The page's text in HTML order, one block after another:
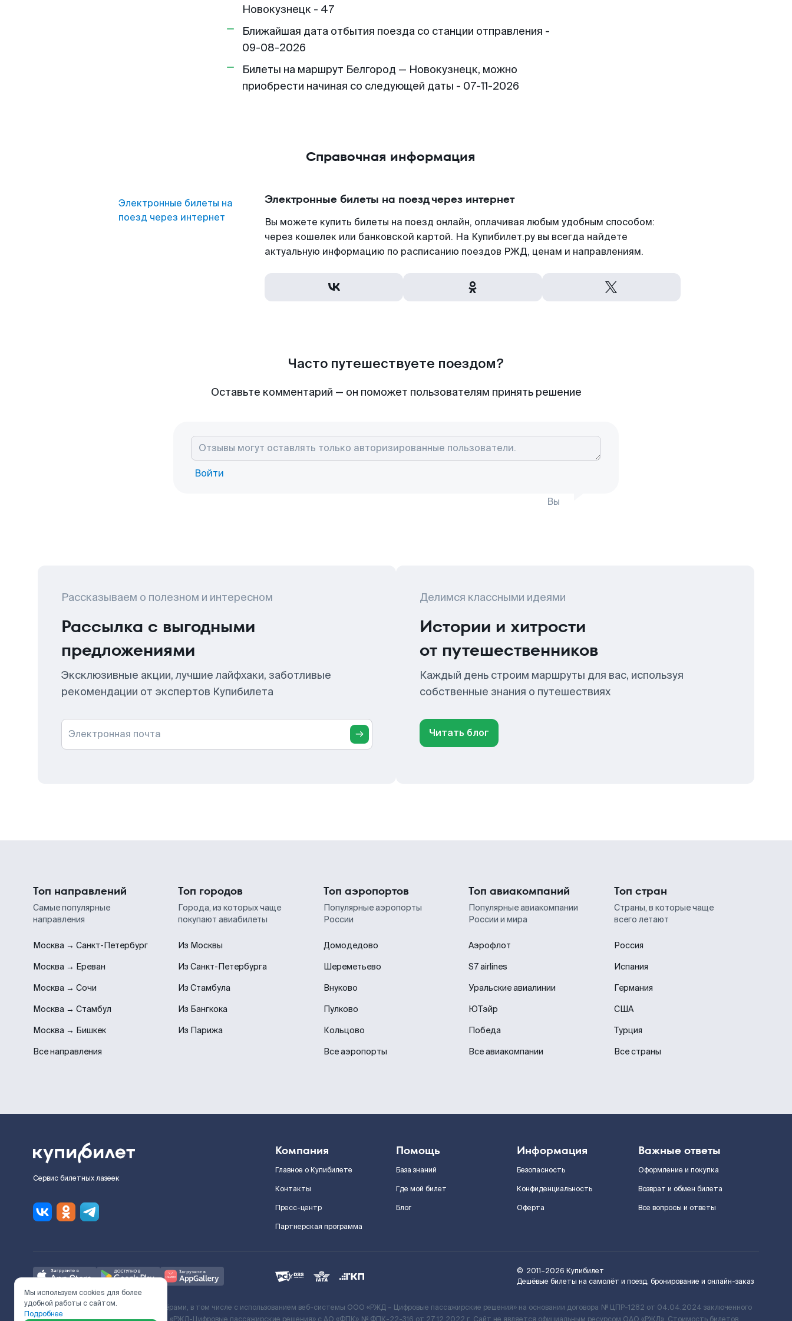
Новокузнецк - 47
Ближайшая дата отбытия поезда со станции отправления -
09-08-2026
Билеты на маршрут Белгород — Новокузнецк, можно
приобрести начиная со следующей даты - 07-11-2026
Справочная информация
Электронные билеты на
поезд через интернет
Электронные билеты на поезд через интернет
Вы можете купить билеты на поезд онлайн, оплачивая любым удобным способом:
через кошелек или банковской картой. На Купибилет.ру вы всегда найдете
актуальную информацию по расписанию поездов РЖД, ценам и направлениям.
Часто путешествуете поездом?
Оставьте комментарий — он поможет пользователям принять решение
Войти
Вы
Рассказываем о полезном и интересном
Рассылка с выгодными
предложениями
Эксклюзивные акции, лучшие лайфхаки, заботливые
рекомендации от экспертов Купибилета
Электронная почта
Делимся классными идеями
Истории и хитрости
от путешественников
Каждый день строим маршруты для вас, используя
собственные знания о путешествиях
Читать блог
Топ направлений
Самые популярные
направления
Москва → Санкт-Петербург
Москва → Ереван
Москва → Сочи
Москва → Стамбул
Москва → Бишкек
Все направления
Топ городов
Города, из которых чаще
покупают авиабилеты
Из Москвы
Из Санкт-Петербурга
Из Стамбула
Из Бангкока
Из Парижа
Топ аэропортов
Популярные аэропорты
России
Домодедово
Шереметьево
Внуково
Пулково
Кольцово
Все аэропорты
Топ авиакомпаний
Популярные авиакомпании
России и мира
Аэрофлот
S7 airlines
Уральские авиалинии
ЮТэйр
Победа
Все авиакомпании
Топ стран
Страны, в которые чаще
всего летают
Россия
Испания
Германия
США
Турция
Все страны
Сервис билетных лазеек
Компания
Главное о Купибилете
Контакты
Пресс-центр
Партнерская программа
Помощь
База знаний
Где мой билет
Блог
Информация
Безопасность
Конфиденциальность
Оферта
Важные ответы
Оформление и покупка
Возврат и обмен билета
Все вопросы и ответы
© 2011–2026 Купибилет
Дешёвые билеты на самолёт и поезд, бронирование и онлайн-заказ
Ж/Д билеты предоставляются партнёрами, в том числе с использованием веб-системы ООО «РЖД – Цифровые пассажирские решения» на основании договора № ЦПР-1282 от 04.04.2024 заключенного
Мы используем cookies для более
удобной работы с сайтом.
Подробнее